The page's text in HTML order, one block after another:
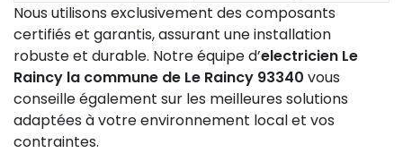
Nous utilisons exclusivement des composants
certifiés et garantis, assurant une installation
robuste et durable. Notre équipe d’electricien Le
Raincy la commune de Le Raincy 93340 vous
conseille également sur les meilleures solutions
adaptées à votre environnement local et vos
contraintes.